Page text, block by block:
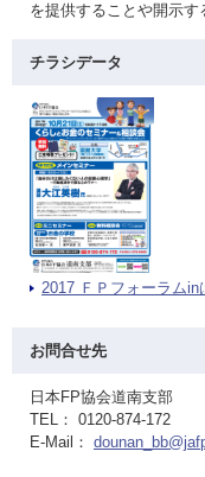
を提供することや開示す
チラシデータ
2017 ＦＰフォーラムin
お問合せ先
日本FP協会道南支部
TEL： 0120-874-172
E-Mail：